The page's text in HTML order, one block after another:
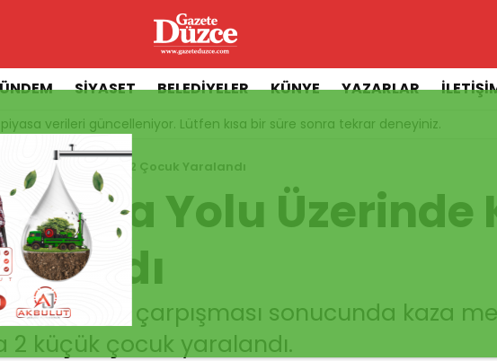
SİYASET BELEDİYELER KÜNYE YAZARLAR
verileri güncelleniyor. Lütfen kısa bir süre sonra tekrar deneyiniz.
Üzerinde Kaza; 2 Çocuk Yaralandı
Yolu Üzerinde
iki aracın çarpışması sonucunda kaza
2 küçük çocuk yaralandı.